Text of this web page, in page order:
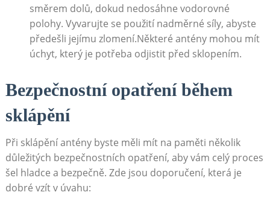
směrem dolů, dokud nedosáhne vodorovné‍
polohy. Vyvarujte se použití nadměrné síly, abyste
předešli jejímu zlomení.Některé antény mohou mít
úchyt, který je⁣ potřeba odjistit⁤ před sklopením.
Bezpečnostní opatření během
sklápění
Při sklápění antény byste měli ​mít na paměti několik
důležitých bezpečnostních opatření, ⁤aby ⁣vám celý proces
šel ‍hladce a bezpečně. Zde jsou doporučení, která je
dobré vzít⁢ v úvahu: